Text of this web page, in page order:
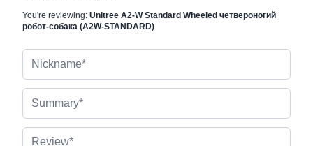
You're reviewing: Unitree A2-W Standard Wheeled четвероногий
робот-собака (A2W-STANDARD)
Review